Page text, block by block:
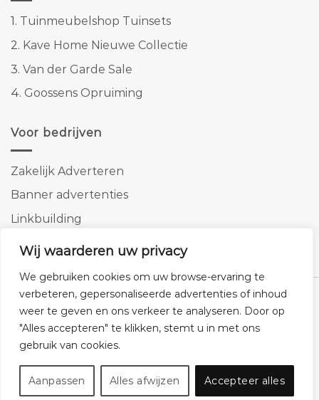
Wij waarderen uw privacy
We gebruiken cookies om uw browse-ervaring te
verbeteren, gepersonaliseerde advertenties of inhoud
weer te geven en ons verkeer te analyseren. Door op
"Alles accepteren" te klikken, stemt u in met ons
gebruik van cookies.
Aanpassen Alles afwijzen Accepteer alles
1. Tuinmeubelshop Tuinsets
2. Kave Home Nieuwe Collectie
3. Van der Garde Sale
4. Goossens Opruiming
Voor bedrijven
Zakelijk Adverteren
Banner advertenties
Linkbuilding
SEO copywriting
Klantenservice Privacybeleid